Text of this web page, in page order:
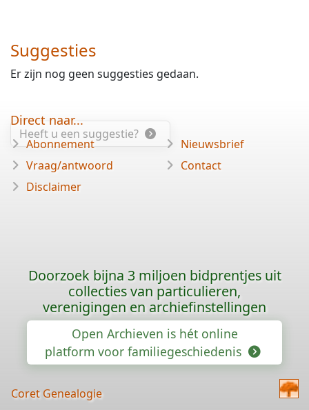
Suggesties
Er zijn nog geen suggesties gedaan.
Heeft u een suggestie?
Direct naar...
Abonnement
Vraag/antwoord
Disclaimer
Nieuwsbrief
Contact
Doorzoek bijna 3 miljoen bidprentjes uit
collecties van particulieren,
verenigingen en archiefinstellingen
Open Archieven is hét online
platform voor familiegeschiedenis
Coret Genealogie